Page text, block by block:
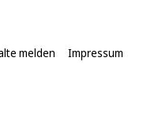
melden Impressum